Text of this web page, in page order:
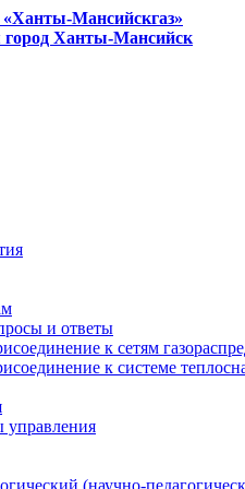
Мансийскгаз»
город Ханты-Мансийск
и ответы
к сетям
к системе
управления
(научно-